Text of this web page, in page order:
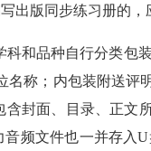
版同步练习册的，
品种自行分类包
称；内包装附送
封面、目录、正
频文件也一并存